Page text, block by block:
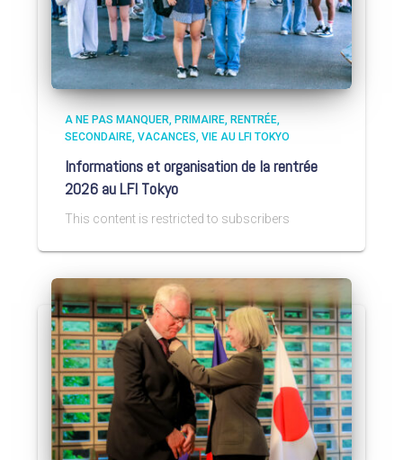
A NE PAS MANQUER PRIMAIRE RENTRÉE
SECONDAIRE VACANCES VIE AU LFI TOKYO
Informations et organisation de la rentrée
2026 au LFI Tokyo
This content is restricted to subscribers